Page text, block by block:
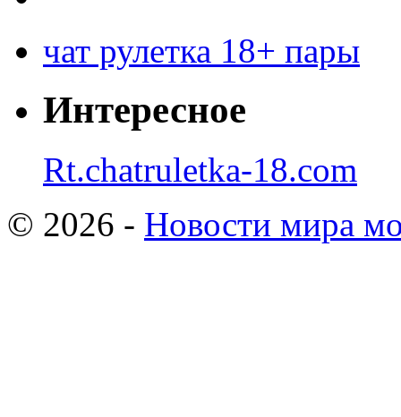
чат рулетка 18+ пары
Интересное
Rt.chatruletka-18.com
© 2026 - Новости мира